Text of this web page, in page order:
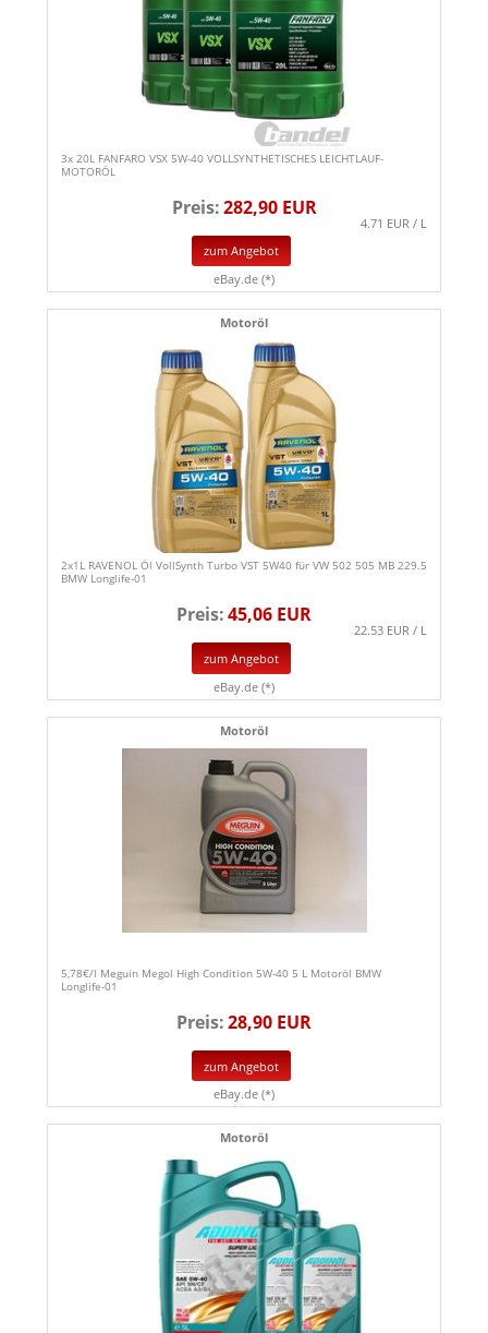
3x 20L FANFARO VSX 5W-40 VOLLSYNTHETISCHES LEICHTLAUF-
MOTORÖL
Preis:282,90 EUR
4.71 EUR / L
zum Angebot
eBay.de (*)
Motoröl
2x1L RAVENOL Öl VollSynth Turbo VST 5W40 für VW 502 505 MB 229.5
BMW Longlife-01
Preis:45,06 EUR
22.53 EUR / L
zum Angebot
eBay.de (*)
Motoröl
5,78€/l Meguin Megol High Condition 5W-40 5 L Motoröl BMW
Longlife-01
Preis:28,90 EUR
zum Angebot
eBay.de (*)
Motoröl